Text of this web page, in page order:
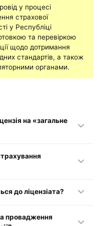
у процесі
страхової
у Республіці
та перевіркою
щодо дотримання
стандартів, а також
органами.
на «загальне
та інші.
спільно несуть ризики,
до ліцензіата?
резервів для
провадження